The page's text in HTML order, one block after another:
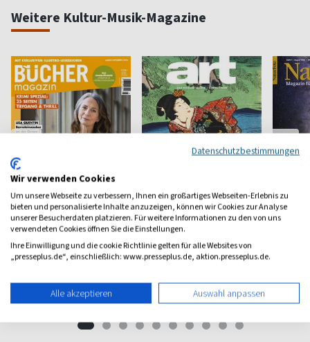
Weitere Kultur-Musik-Magazine
Bücher
Das unabhängige
Literaturmagazin
ab 6,98 €
(alle 2 Monate)
Art
Das Kunstmagazin
ab 18,00 €
(13 x pro Jahr) 4,29
ab
Datenschutzbestimmungen
Wir verwenden Cookies
Um unsere Webseite zu verbessern, Ihnen ein großartiges Webseiten-Erlebnis zu
bieten und personalisierte Inhalte anzuzeigen, können wir Cookies zur Analyse
unserer Besucherdaten platzieren. Für weitere Informationen zu den von uns
verwendeten Cookies öffnen Sie die Einstellungen.
Ihre Einwilligung und die cookie Richtlinie gelten für alle Websites von
„presseplus.de“, einschließlich: www.presseplus.de, aktion.presseplus.de.
Alle akzeptieren Auswahl anpassen